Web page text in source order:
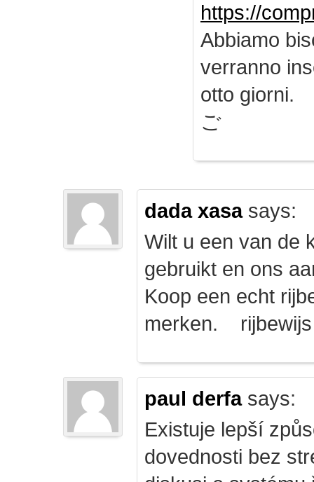
https://
Abbiamo
verranno
otto giorni.
ご
dada xasasays:
Wilt u een van de
gebruikt en ons
Koop een echt
merken.
paul derfasays:
Existuje lepší
dovednosti bez